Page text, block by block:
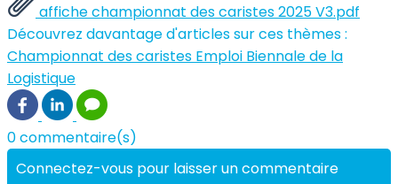
affiche championnat des caristes 2025 V3.pdf
Découvrez davantage d'articles sur ces thèmes :
Championnat des caristes Emploi Biennale de la
Logistique
0 commentaire(s)
Connectez-vous pour laisser un commentaire